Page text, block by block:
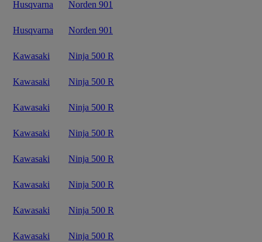
Husqvarna Norden 901
Husqvarna Norden 901
Kawasaki Ninja 500 R
Kawasaki Ninja 500 R
Kawasaki Ninja 500 R
Kawasaki Ninja 500 R
Kawasaki Ninja 500 R
Kawasaki Ninja 500 R
Kawasaki Ninja 500 R
Kawasaki Ninja 500 R